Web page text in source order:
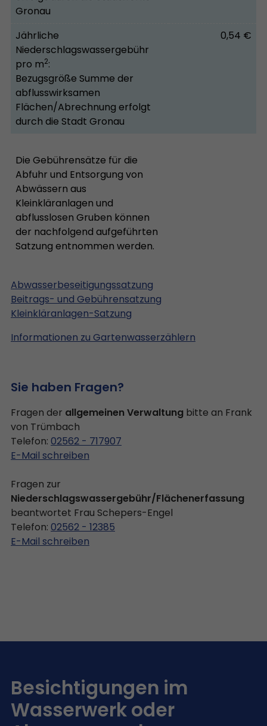
Gronau
Jährliche
Niederschlagswassergebühr
pro m2:
Bezugsgröße Summe der
abflusswirksamen
Flächen/Abrechnung erfolgt
durch die Stadt Gronau
0,54 €
Die Gebührensätze für die
Abfuhr und Entsorgung von
Abwässern aus
Kleinkläranlagen und
abflusslosen Gruben können
der nachfolgend aufgeführten
Satzung entnommen werden.
Abwasserbeseitigungssatzung
Beitrags- und Gebührensatzung
Kleinkläranlagen-Satzung
Informationen zu Gartenwasserzählern
Sie haben Fragen?
Fragen der allgemeinen Verwaltung bitte an Frank
von Trümbach
Telefon: 02562 - 717907
E-Mail schreiben
Fragen zur
Niederschlagswassergebühr/Flächenerfassung
beantwortet Frau Schepers-Engel
Telefon: 02562 - 12385
E-Mail schreiben
Besichtigungen im
Wasserwerk oder